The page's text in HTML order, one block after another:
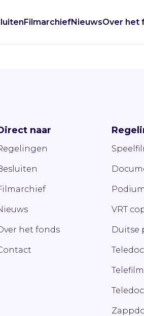
FilmarchiefNieuwsOver het
naar
het fonds
VRT
Duitse
Teledoc
Telefilm